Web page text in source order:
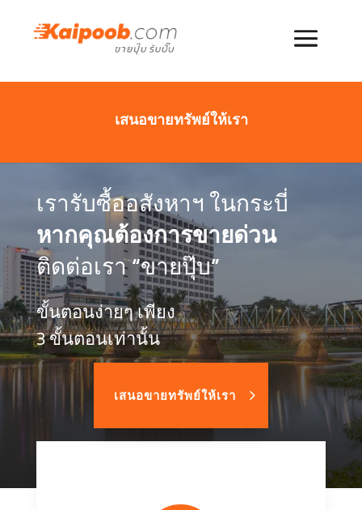
เสนอขายทรัพย์ให้เรา
เรารับซื้ออสังหาฯ ในกระบี่
หากคุณต้องการขายด่วน
ติดต่อเรา “ขายปุ๊บ”
ขั้นตอนง่ายๆ เพียง
3 ขั้นตอนเท่านั้น
เสนอขายทรัพย์ให้เรา